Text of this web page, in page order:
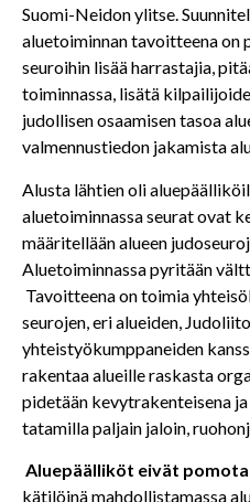
Suomi-Neidon ylitse.
aluetoiminnan tavoitteena on
seuroihin lisää harrastajia,
toiminnassa, lisätä
judollisen osaamisen tasoa
valmennustiedon jakamista
Alusta lähtien oli
aluetoiminnassa seurat ovat
määritellään alueen
Aluetoiminnassa pyritään
Tavoitteena on toimia
seurojen, eri alueiden,
yhteistyökumppaneiden
rakentaa alueille raskasta
pidetään kevytrakenteisena
tatamilla paljain jaloin,
Aluepäälliköt eivät pomota
kätilöinä mahdollistamassa